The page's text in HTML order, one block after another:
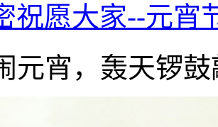
祝愿大家--元宵
元宵，轰天锣鼓